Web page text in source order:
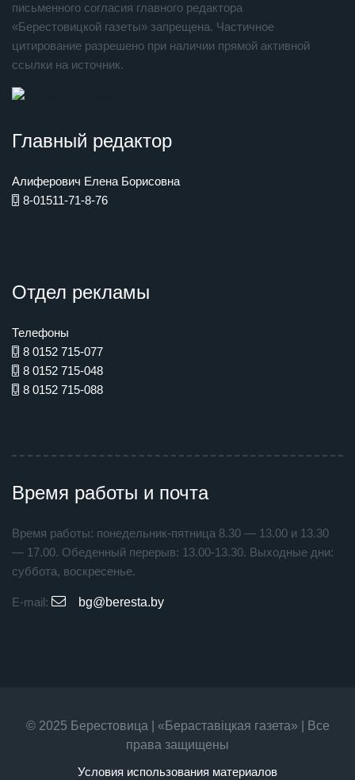
письменного согласия главного редактора
«Берестовицкой газеты» запрещена. Частичное
цитирование разрешено при наличии прямой активной
ссылки на источник.
Главный редактор
Алиферович Елена Борисовна
8-01511-71-8-76
Отдел рекламы
Телефоны
8 0152 715-077
8 0152 715-048
8 0152 715-088
Время работы и почта
Время работы: понедельник-пятница 8.30 — 13.00 и 13.30
— 17.00. Обеденный перерыв: 13.00-13.30. Выходные дни:
суббота, воскресенье.
E-mail: bg@beresta.by
© 2025 Берестовица | «Бераставiцкая газета» | Все
права защищены
Условия использования материалов